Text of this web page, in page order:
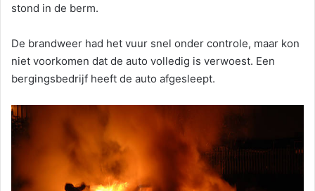
stond in de berm.
De brandweer had het vuur snel onder controle, maar kon
niet voorkomen dat de auto volledig is verwoest. Een
bergingsbedrijf heeft de auto afgesleept.